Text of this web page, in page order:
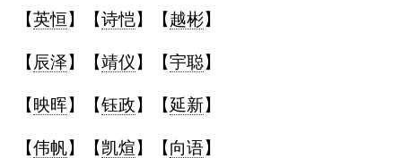
名
蛇年起名
龙年起名
【英恒】【诗恺】【越彬】
【 辰泽】【靖仪】【宇聪】
【 映晖】【钰政】【延新】
【伟帆】【凯煊】【向语】